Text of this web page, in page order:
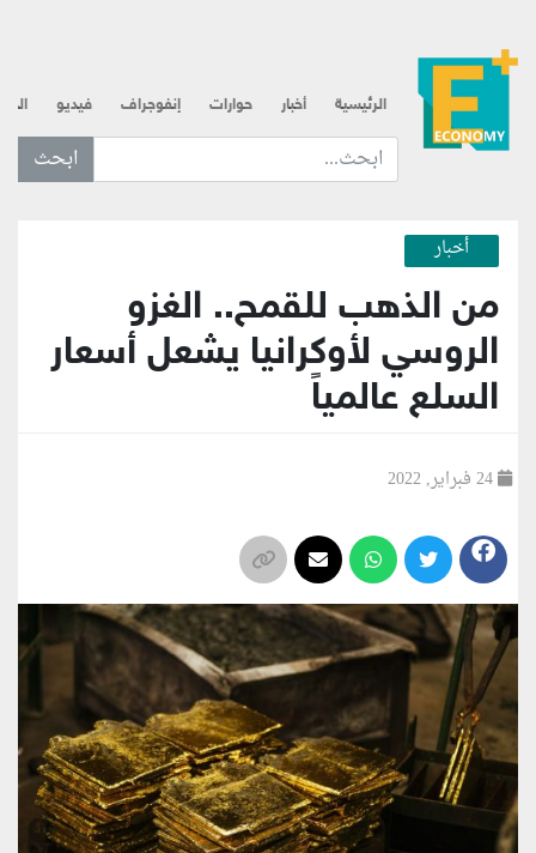
الرئيسية أخبار حوارات إنفوجراف فيديو
ابحث عن... :
أخبار
من الذهب للقمح.. الغزو
الروسي لأوكرانيا يشعل أسعار
السلع عالمياً